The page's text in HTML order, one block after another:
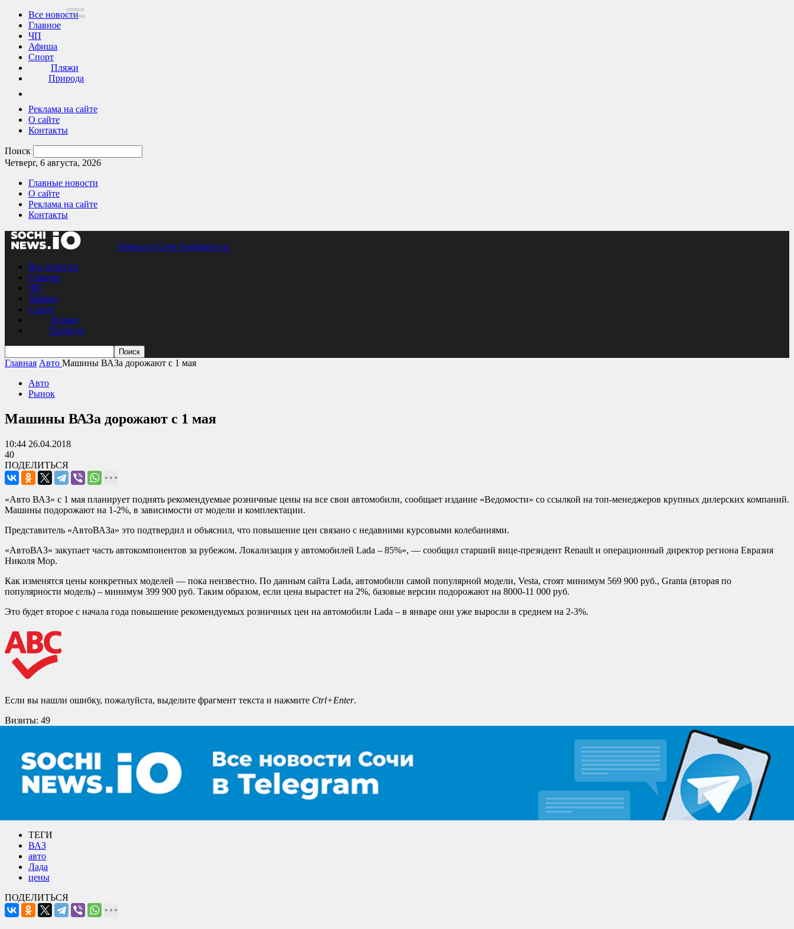
Все новости
Главное
ЧП
Афиша
Спорт
Пляжи
Природа
Реклама на сайте
О сайте
Контакты
Поиск
Четверг, 6 августа, 2026
Главные новости
О сайте
Реклама на сайте
Контакты
Новости Сочи Sochinews.io
сетевое
издание
Все новости
Главное
ЧП
Афиша
Спорт
Пляжи
Природа
Главная Авто Машины ВАЗа дорожают с 1 мая
Авто
Рынок
Машины ВАЗа дорожают с 1 мая
10:44 26.04.2018
40
ПОДЕЛИТЬСЯ
«Авто ВАЗ» с 1 мая планирует поднять рекомендуемые розничные цены на все свои автомобили, сообщает издание «Ведомости» со ссылкой на топ-менеджеров крупных дилерских компаний.
Машины подорожают на 1-2%, в зависимости от модели и комплектации.
Представитель «АвтоВАЗа» это подтвердил и объяснил, что повышение цен связано с недавними курсовыми колебаниями.
«АвтоВАЗ» закупает часть автокомпонентов за рубежом. Локализация у автомобилей Lada – 85%», — сообщил старший вице-президент Renault и операционный директор региона Евразия
Николя Мор.
Как изменятся цены конкретных моделей — пока неизвестно. По данным сайта Lada, автомобили самой популярной модели, Vesta, стоят минимум 569 900 руб., Granta (вторая по
популярности модель) – минимум 399 900 руб. Таким образом, если цена вырастет на 2%, базовые версии подорожают на 8000-11 000 руб.
Это будет второе с начала года повышение рекомендуемых розничных цен на автомобили Lada – в январе они уже выросли в среднем на 2-3%.
Если вы нашли ошибку, пожалуйста, выделите фрагмент текста и нажмите Ctrl+Enter.
Визиты: 49
ТЕГИ
ВАЗ
авто
Лада
цены
ПОДЕЛИТЬСЯ